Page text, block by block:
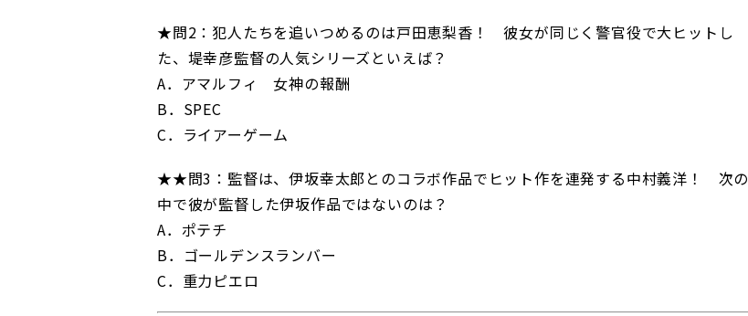
★問2：犯人たちを追いつめるのは戸田恵梨香！ 彼女が同じく警官役で大ヒットし
た、堤幸彦監督の人気シリーズといえば？
A．アマルフィ 女神の報酬
B．SPEC
C．ライアーゲーム
★★問3：監督は、伊坂幸太郎とのコラボ作品でヒット作を連発する中村義洋！ 次の
中で彼が監督した伊坂作品ではないのは？
A．ポテチ
B．ゴールデンスランバー
C．重力ピエロ